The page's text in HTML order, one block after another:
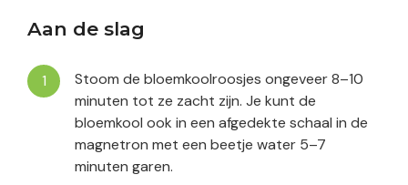
Aan de slag
Stoom de bloemkoolroosjes ongeveer 8–10
minuten tot ze zacht zijn. Je kunt de
bloemkool ook in een afgedekte schaal in de
magnetron met een beetje water 5–7
minuten garen.